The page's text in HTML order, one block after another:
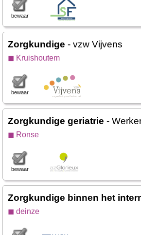
bewaar
Zorgkundige - vzw Vijvens
◼ Kruishoutem
bewaar
Zorgkundige geriatrie -
◼ Ronse
bewaar
Zorgkundige binnen het
◼ deinze